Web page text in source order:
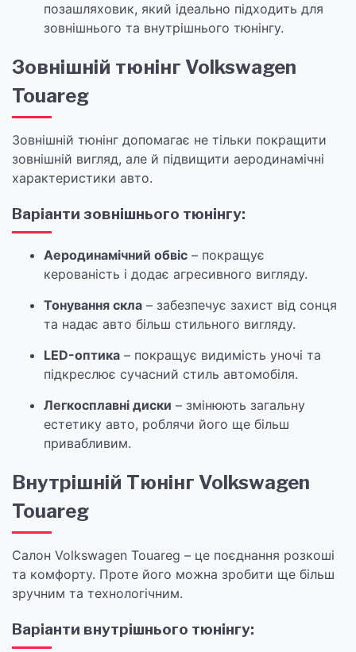
позашляховик, який ідеально підходить для
зовнішнього та внутрішнього тюнінгу.
Зовнішній тюнінг Volkswagen
Touareg
Зовнішній тюнінг допомагає не тільки покращити
зовнішній вигляд, але й підвищити аеродинамічні
характеристики авто.
Варіанти зовнішнього тюнінгу:
Аеродинамічний обвіс – покращує
керованість і додає агресивного вигляду.
Тонування скла – забезпечує захист від сонця
та надає авто більш стильного вигляду.
LED-оптика – покращує видимість уночі та
підкреслює сучасний стиль автомобіля.
Легкосплавні диски – змінюють загальну
естетику авто, роблячи його ще більш
привабливим.
Внутрішній Тюнінг Volkswagen
Touareg
Салон Volkswagen Touareg – це поєднання розкоші
та комфорту. Проте його можна зробити ще більш
зручним та технологічним.
Варіанти внутрішнього тюнінгу: